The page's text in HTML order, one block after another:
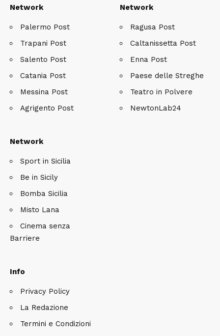
Network
Palermo Post
Trapani Post
Salento Post
Catania Post
Messina Post
Agrigento Post
Network
Ragusa Post
Caltanissetta Post
Enna Post
Paese delle Streghe
Teatro in Polvere
NewtonLab24
Network
Sport in Sicilia
Be in Sicily
Bomba Sicilia
Misto Lana
Cinema senza
Barriere
Info
Privacy Policy
La Redazione
Termini e Condizioni